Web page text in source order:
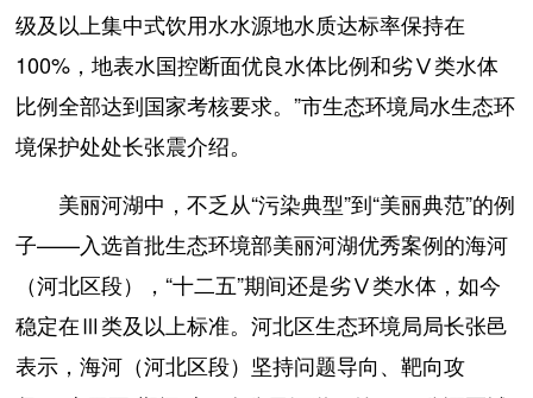
级及以上集中式饮用水水源地水质达标率保持在
100%，地表水国控断面优良水体比例和劣Ⅴ类水体
比例全部达到国家考核要求。”市生态环境局水生态环
境保护处处长张震介绍。
美丽河湖中，不乏从“污染典型”到“美丽典范”的例
子——入选首批生态环境部美丽河湖优秀案例的海河
（河北区段），“十二五”期间还是劣Ⅴ类水体，如今
稳定在Ⅲ类及以上标准。河北区生态环境局局长张邑
表示，海河（河北区段）坚持问题导向、靶向攻